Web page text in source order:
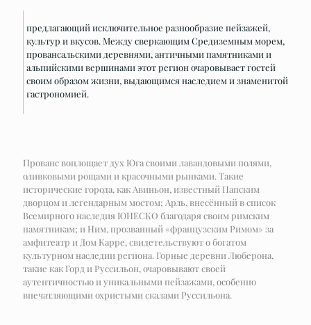
предлагающий исключительное разнообразие пейзажей,
культур и вкусов. Между сверкающим Средиземным морем,
провансальскими деревнями, античными памятниками и
альпийскими вершинами этот регион очаровывает гостей
своим образом жизни, выдающимся наследием и знаменитой
гастрономией.
Прованс воплощает дух Юга своими лавандовыми полями,
оливковыми рощами и красочными рынками. Такие
исторические города, как Авиньон, известный Папским
дворцом и легендарным мостом; Арль, внесённый в список
Всемирного наследия ЮНЕСКО благодаря своим римским
памятникам; и Ним, прозванный «французским Римом» за
амфитеатр и Дом Карре, свидетельствуют о богатом
культурном наследии региона. Горные деревни Люберона,
такие как Горд и Руссильон, очаровывают своей
аутентичностью и уникальными пейзажами, особенно
впечатляющими охристыми скалами Руссильона.